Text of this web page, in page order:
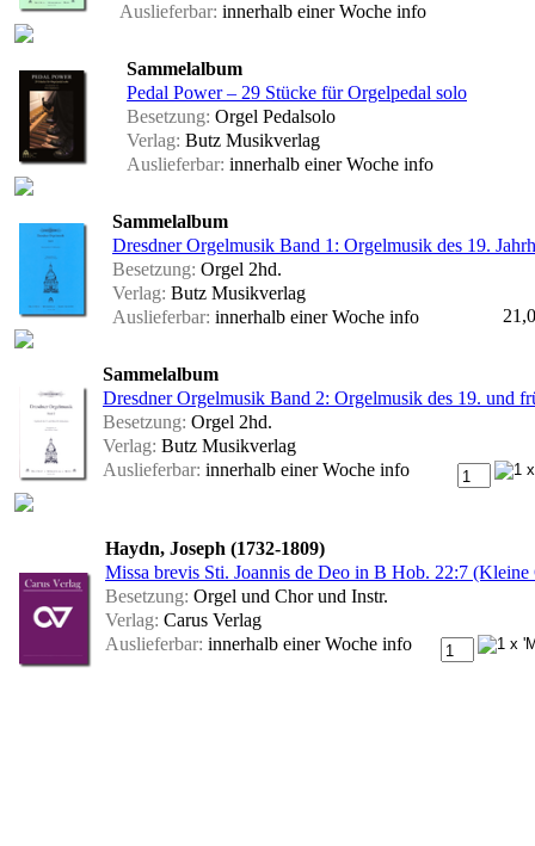
Auslieferbar: innerhalb einer Woche info
Sammelalbum
Pedal Power – 29 Stücke für Orgelpedal solo
Besetzung: Orgel Pedalsolo
Verlag: Butz Musikverlag
Auslieferbar: innerhalb einer Woche info
Sammelalbum
Dresdner Orgelmusik Band 1: Orgelmusik des 19.
Besetzung: Orgel 2hd.
Verlag: Butz Musikverlag
Auslieferbar: innerhalb einer Woche info
Sammelalbum
Dresdner Orgelmusik Band 2: Orgelmusik des 19. und
Besetzung: Orgel 2hd.
Verlag: Butz Musikverlag
Auslieferbar: innerhalb einer Woche info
Haydn, Joseph (1732-1809)
Missa brevis Sti. Joannis de Deo in B Hob. 22:7 (Kleine
Besetzung: Orgel und Chor und Instr.
Verlag: Carus Verlag
Auslieferbar: innerhalb einer Woche info